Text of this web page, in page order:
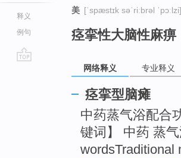
释义
例句
美 [ˈspæstɪk səˈriːbrəl ˈpɔːlzi]
痉挛性大脑性麻痹
网络释义 专业释义
痉挛型脑瘫
中药蒸气浴配合
键词】 中药 蒸
wordsTraditional